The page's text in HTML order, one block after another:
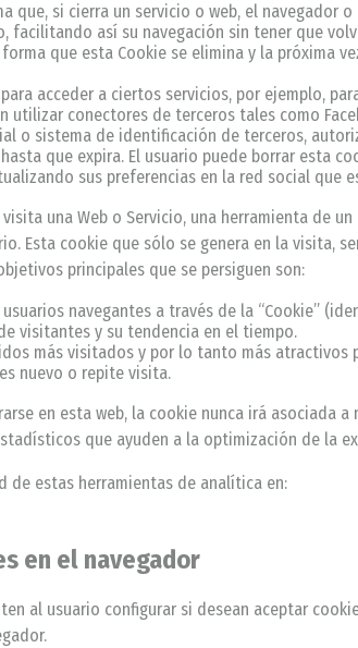
que, si cierra un servicio o web, el navegador
facilitando así su navegación sin tener que
que esta Cookie se elimina y la próxima
acceder a ciertos servicios, por ejemplo,
utilizar conectores de terceros tales como
o sistema de identificación de terceros,
que expira. El usuario puede borrar esta
sus preferencias en la red social que
visita una Web o Servicio, una herramienta de
Esta cookie que sólo se genera en la visita,
principales que se persiguen son:
navegantes a través de la “Cookie”
visitantes y su tendencia en el tiempo.
más visitados y por lo tanto más atractivos
nuevo o repite visita.
en esta web, la cookie nunca irá asociada
que ayuden a la optimización de la
de estas herramientas de analítica en:
en el navegador
al usuario configurar si desean aceptar